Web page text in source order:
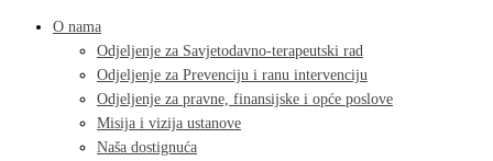
O nama
Odjeljenje za Savjetodavno-terapeutski rad
Odjeljenje za Prevenciju i ranu intervenciju
Odjeljenje za pravne, finansijske i opće poslove
Misija i vizija ustanove
Naša dostignuća